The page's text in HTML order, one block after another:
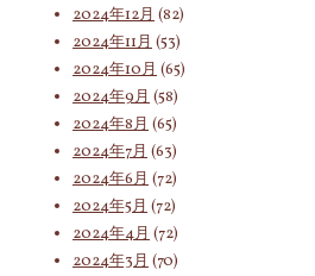
象:
2024年12月 (82)
2024年11月 (53)
2024年10月 (65)
2024年9月 (58)
2024年8月 (65)
2024年7月 (63)
2024年6月 (72)
2024年5月 (72)
2024年4月 (72)
2024年3月 (70)